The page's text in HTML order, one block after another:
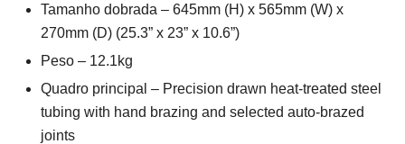
Tamanho dobrada – 645mm (H) x 565mm (W) x
270mm (D) (25.3” x 23” x 10.6”)
Peso – 12.1kg
Quadro principal – Precision drawn heat-treated steel
tubing with hand brazing and selected auto-brazed
joints